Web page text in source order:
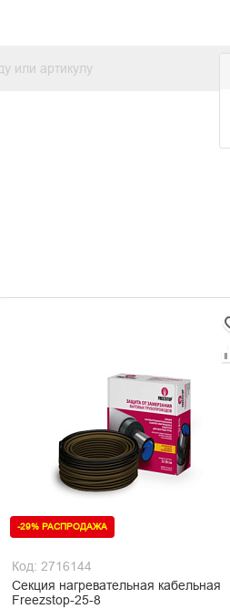
-29% РАСПРОДАЖА
Код: 2716144
Секция нагревательная кабельная
Freezstop-25-8